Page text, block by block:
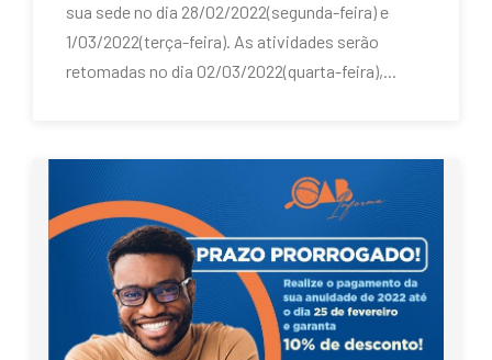
sua sede no dia 28/02/2022(segunda-feira) e
1/03/2022(terça-feira). As atividades serão
retomadas no dia 02/03/2022(quarta-feira),...